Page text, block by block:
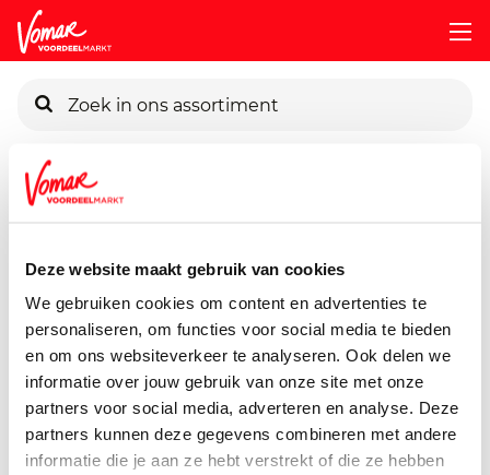
Deze website maakt gebruik van cookies
We gebruiken cookies om content en advertenties te
personaliseren, om functies voor social media te bieden
en om ons websiteverkeer te analyseren. Ook delen we
informatie over jouw gebruik van onze site met onze
partners voor social media, adverteren en analyse. Deze
partners kunnen deze gegevens combineren met andere
informatie die je aan ze hebt verstrekt of die ze hebben
Persoonlijk KIK-account
Assortiment
Sapori Di Mantova Italiaanse
Antipasti
100 gram